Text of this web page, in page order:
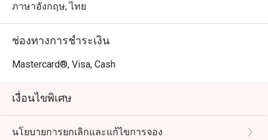
ภาษาอังกฤษ, ไทย
ช่องทางการชำระเงิน
Mastercard®, Visa, Cash
เงื่อนไขพิเศษ
นโยบายการยกเลิกและแก้ไขการจอง